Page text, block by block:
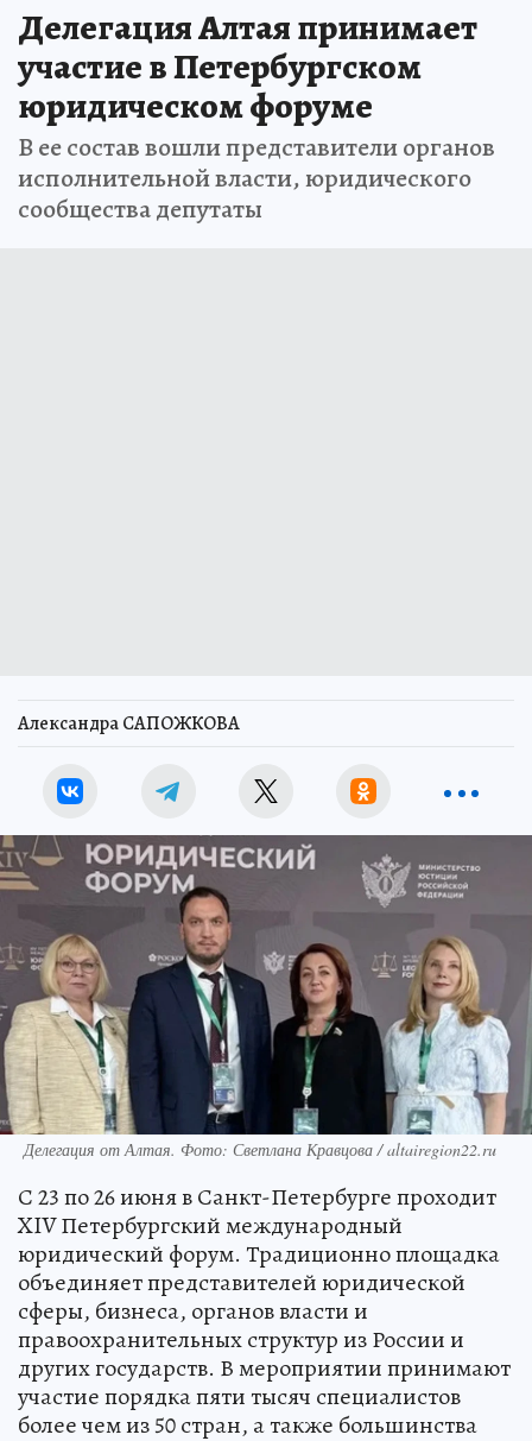
Делегация Алтая принимает
участие в Петербургском
юридическом форуме
В ее состав вошли представители органов
исполнительной власти, юридического
сообщества депутаты
Александра САПОЖКОВА
Делегация от Алтая. Фото: Светлана Кравцова / altairegion22.ru
С 23 по 26 июня в Санкт-Петербурге проходит
XIV Петербургский международный
юридический форум. Традиционно площадка
объединяет представителей юридической
сферы, бизнеса, органов власти и
правоохранительных структур из России и
других государств. В мероприятии принимают
участие порядка пяти тысяч специалистов
более чем из 50 стран, а также большинства